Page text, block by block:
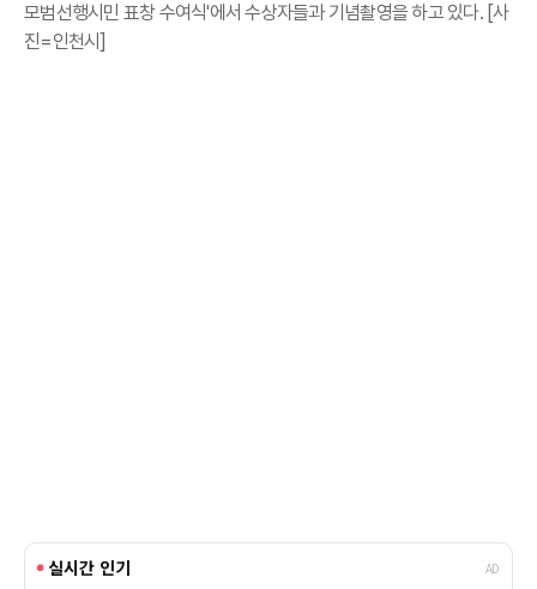
모범선행시민 표창 수여식'에서 수상자들과 기념촬영을 하고 있다. [사
진=인천시]